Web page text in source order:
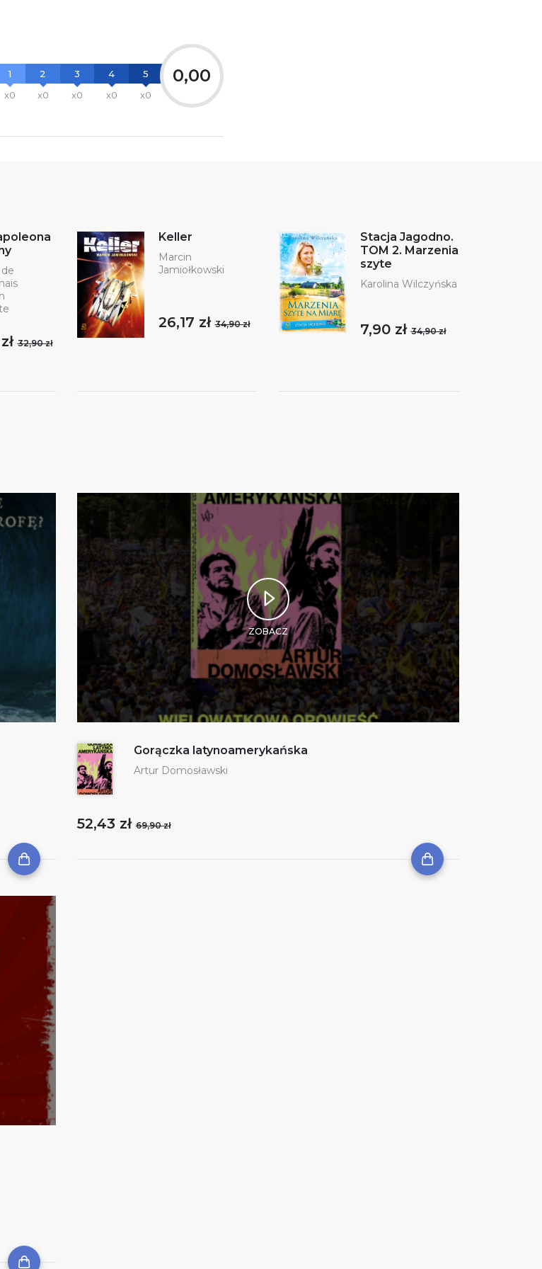
1
x0
2
x0
3
x0
4
x0
5
x0
0,00
32,90 zł
Keller
Marcin
Jamiołkowski
26,17 zł34,90 zł
Stacja Jagodno.
TOM 2. Marzenia
szyte
Karolina Wilczyńska
7,90 zł34,90 zł
ZOBACZ
Gorączka latynoamerykańska
Artur Domosławski
52,43 zł 69,90 zł